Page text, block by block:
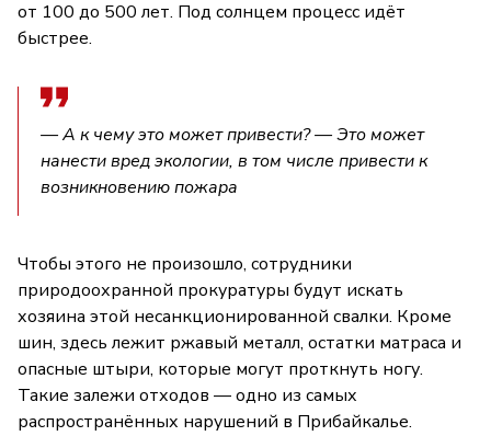
от 100 до 500 лет. Под солнцем процесс идёт
быстрее.
— А к чему это может привести? — Это может
нанести вред экологии, в том числе привести к
возникновению пожара
Чтобы этого не произошло, сотрудники
природоохранной прокуратуры будут искать
хозяина этой несанкционированной свалки. Кроме
шин, здесь лежит ржавый металл, остатки матраса и
опасные штыри, которые могут проткнуть ногу.
Такие залежи отходов — одно из самых
распространённых нарушений в Прибайкалье.